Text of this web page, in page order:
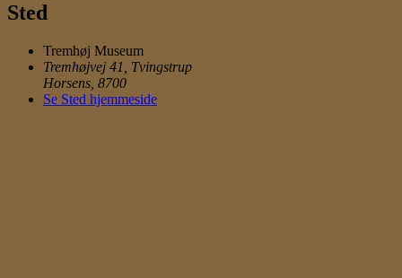
Sted
Tremhøj Museum
Tremhøjvej 41, Tvingstrup
Horsens 8700
Se Sted hjemmeside